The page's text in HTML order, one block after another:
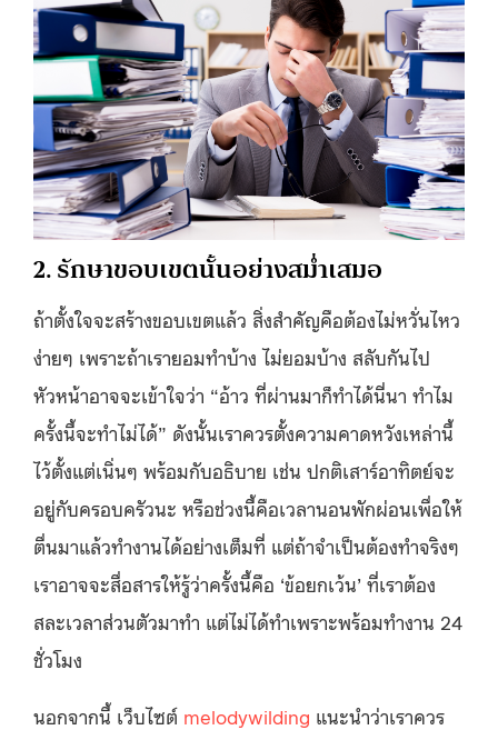
2. รักษาขอบเขตนั้นอย่างสม่ำเสมอ
ถ้าตั้งใจจะสร้างขอบเขตแล้ว สิ่งสำคัญคือต้องไม่หวั่นไหว
ง่ายๆ เพราะถ้าเรายอมทำบ้าง ไม่ยอมบ้าง สลับกันไป
หัวหน้าอาจจะเข้าใจว่า “อ้าว ที่ผ่านมาก็ทำได้นี่นา ทำไม
ครั้งนี้จะทำไม่ได้” ดังนั้นเราควรตั้งความคาดหวังเหล่านี้
ไว้ตั้งแต่เนิ่นๆ พร้อมกับอธิบาย เช่น ปกติเสาร์อาทิตย์จะ
อยู่กับครอบครัวนะ หรือช่วงนี้คือเวลานอนพักผ่อนเพื่อให้
ตื่นมาแล้วทำงานได้อย่างเต็มที่ แต่ถ้าจำเป็นต้องทำจริงๆ
เราอาจจะสื่อสารให้รู้ว่าครั้งนี้คือ ‘ข้อยกเว้น’ ที่เราต้อง
สละเวลาส่วนตัวมาทำ แต่ไม่ได้ทำเพราะพร้อมทำงาน 24
ชั่วโมง
นอกจากนี้ เว็บไซต์ melodywilding แนะนำว่าเราควร